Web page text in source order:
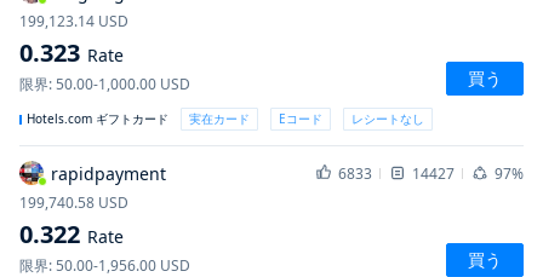
199,123.14 USD
0.323 Rate
限界:50.00-1,000.00 USD 買う
Hotels.com ギフトカード 実在カード Eコード レシートなし
rapidpayment 6833 14427
97%
199,740.58 USD
0.322 Rate
限界:50.00-1,956.00 USD 買う